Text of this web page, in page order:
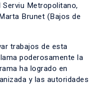
Serviu Metropolitano,
Brunet (Bajos de
trabajos de esta
poderosamente la
ha logrado en
y las autoridades